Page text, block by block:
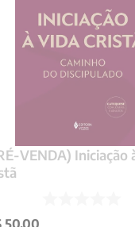
VENDA) Iniciação
50,00